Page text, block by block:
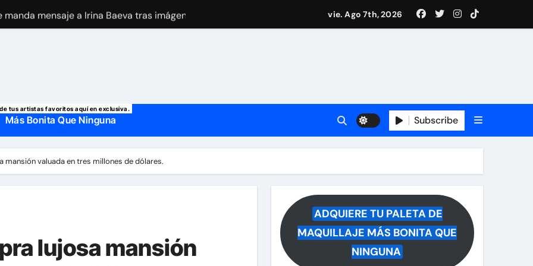
manda mensaje a Irina Baeva tras imágenes junto a Giovanni Medina y revela lo que muchos querían saber
vie. Ago 7th, 2026
tus artistas favoritos aquí en exclusiva.
Más Bonita Que Ninguna Subscribe
mansión valuada en tres millones de dólares.
lujosa mansión
ADQUIERE TU PALETA DE
MAQUILLAJE MÁS BONITA QUE
NINGUNA